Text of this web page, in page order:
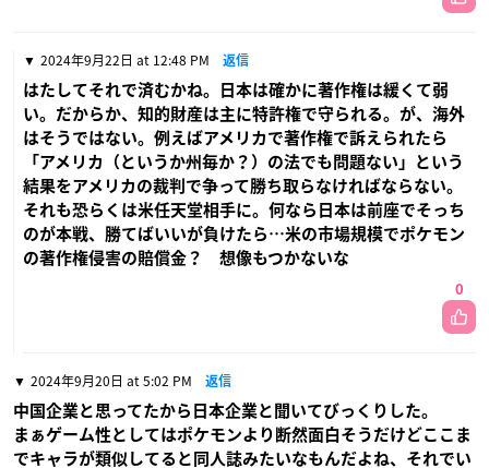
2024年9月22日 at 12:48 PM 返信
はたしてそれで済むかね。日本は確かに著作権は緩くて弱
い。だからか、知的財産は主に特許権で守られる。が、海外
はそうではない。例えばアメリカで著作権で訴えられたら
「アメリカ（というか州毎か？）の法でも問題ない」という
結果をアメリカの裁判で争って勝ち取らなければならない。
それも恐らくは米任天堂相手に。何なら日本は前座でそっち
のが本戦、勝てばいいが負けたら…米の市場規模でポケモン
の著作権侵害の賠償金？ 想像もつかないな
0
2024年9月20日 at 5:02 PM 返信
中国企業と思ってたから日本企業と聞いてびっくりした。
まぁゲーム性としてはポケモンより断然面白そうだけどここま
でキャラが類似してると同人誌みたいなもんだよね、それでい